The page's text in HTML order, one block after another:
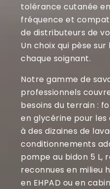
tolérance cutanée
fréquence et
de distributeurs de
Un choix qui pèse
chaque soignant.
Notre gamme de
professionnels
besoins du terrain :
en glycérine pour les
à des dizaines de
conditionnements
pompe au bidon 5 L,
reconnues en milieu
en EHPAD ou en